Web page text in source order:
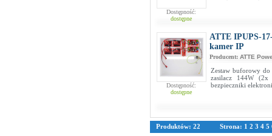
Dostępność:
dostępne
Dostępność:
dostępne
ATTE IPUPS-
kamer IP
Producent: ATTE
Zestaw buforowy
zasilacz 144W
bezpieczniki
Produktów: 22 Strona: 1 2 3 4 5